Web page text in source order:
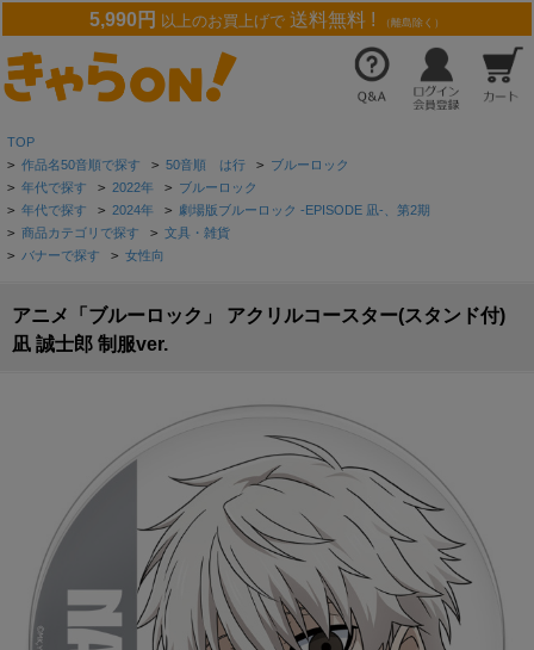
5,990円 以上のお買上げで 送料無料 ! （離島除く）
TOP
> 作品名50音順で探す > 50音順 は行 > ブルーロック
> 年代で探す > 2022年 > ブルーロック
> 年代で探す > 2024年 > 劇場版ブルーロック -EPISODE 凪-、第2期
> 商品カテゴリで探す > 文具・雑貨
> バナーで探す > 女性向
アニメ「ブルーロック」 アクリルコースター(スタンド付)
凪 誠士郎 制服ver.